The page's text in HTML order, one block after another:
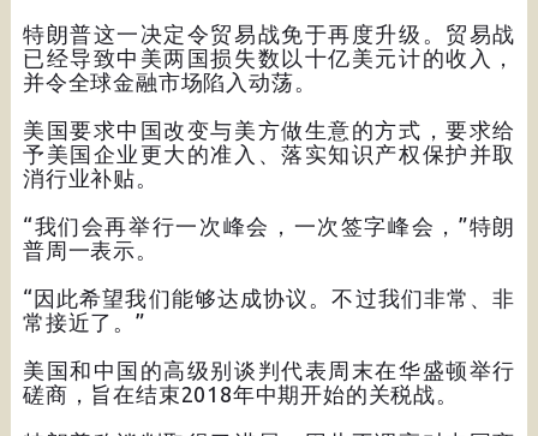
特朗普这一决定令贸易战免于再度升级。贸易战
已经导致中美两国损失数以十亿美元计的收入，
并令全球金融市场陷入动荡。
美国要求中国改变与美方做生意的方式，要求给
予美国企业更大的准入、落实知识产权保护并取
消行业补贴。
“我们会再举行一次峰会，一次签字峰会，”特朗
普周一表示。
“因此希望我们能够达成协议。不过我们非常、非
常接近了。”
美国和中国的高级别谈判代表周末在华盛顿举行
磋商，旨在结束2018年中期开始的关税战。